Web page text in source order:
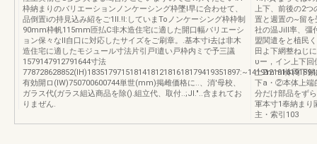
枠納まりのバリエーションノンケーシング枠墜l早に合わせて、
品倒置iの持見込み紹をご1lI.!l:していまToノンケーシング枠枠制
90mm枠帆115mm匝払C非木造住宅に適した開口幅バリエーシ
ョン保々なII自口に対応したサイズをご刷章。.基本寸i去は非木
造住宅に適したモジュール寸法片引戸l遣い戸枠内ミで予三議
1579147912791644寸法
有効開ロ(lW)750700600744単世(mm)掲雌価格に..、消'母校、
ガラス代(ガラス組込商品を除().組立代、取付..;JI."..含まれてお
りまぜん.
上下、前後の2つ
置と週置の~留
社の温JilI率、彊
盟関遣をと植民
田よ下網整ねじ
υー，イン上下回
土2mml体両下鎖
下a・②本体上端
分だけ部品をず
軍本寸1奉納まり
主・索引103